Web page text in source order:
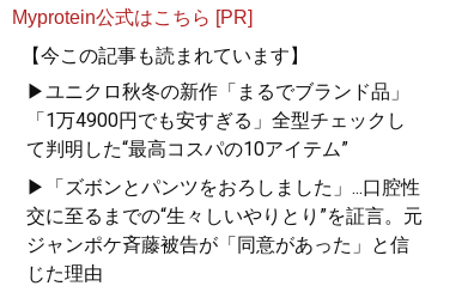
Myprotein公式はこちら [PR]
【今この記事も読まれています】
▶ユニクロ秋冬の新作「まるでブランド品」
「1万4900円でも安すぎる」全型チェックし
て判明した“最高コスパの10アイテム”
▶「ズボンとパンツをおろしました」...口腔性
交に至るまでの“生々しいやりとり”を証言。元
ジャンポケ斉藤被告が「同意があった」と信
じた理由